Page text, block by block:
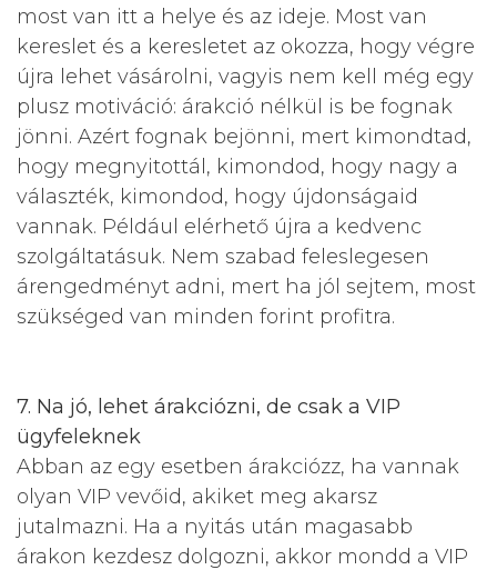
most van itt a helye és az ideje. Most van
kereslet és a keresletet az okozza, hogy végre
újra lehet vásárolni, vagyis nem kell még egy
plusz motiváció: árakció nélkül is be fognak
jönni. Azért fognak bejönni, mert kimondtad,
hogy megnyitottál, kimondod, hogy nagy a
választék, kimondod, hogy újdonságaid
vannak. Például elérhető újra a kedvenc
szolgáltatásuk. Nem szabad feleslegesen
árengedményt adni, mert ha jól sejtem, most
szükséged van minden forint profitra.
7. Na jó, lehet árakciózni, de csak a VIP
ügyfeleknek
Abban az egy esetben árakciózz, ha vannak
olyan VIP vevőid, akiket meg akarsz
jutalmazni. Ha a nyitás után magasabb
árakon kezdesz dolgozni, akkor mondd a VIP